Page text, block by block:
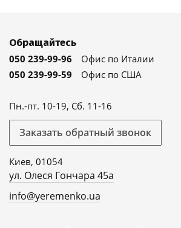
Обращайтесь
050 239-99-96
Офис по Италии
050 239-99-59
Офис по США
Пн.-пт. 10-19, Сб. 11-16
Заказать обратный звонок
Киев, 01054
ул. Олеся Гончара 45а
info@yeremenko.ua